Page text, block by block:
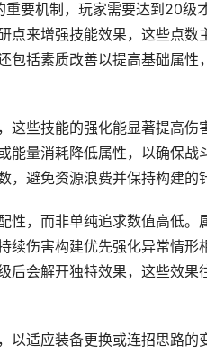
要机制，玩家需要达到20级
点来增强技能效果，这些点数
包括素质改善以提高基础属性
这些技能的强化能显著提高伤
能量消耗降低属性，以确保战
避免资源浪费并保持构建的
，而非单纯追求数值高低。
伤害构建优先强化异常情形
后会解开独特效果，这些效果
适应装备更换或连招思路的